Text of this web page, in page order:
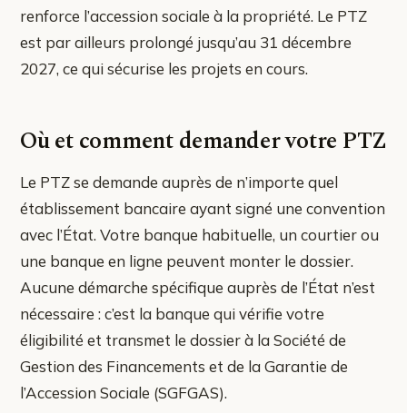
renforce l’accession sociale à la propriété. Le PTZ
est par ailleurs prolongé jusqu’au 31 décembre
2027, ce qui sécurise les projets en cours.
Où et comment demander votre PTZ
Le PTZ se demande auprès de n’importe quel
établissement bancaire ayant signé une convention
avec l’État. Votre banque habituelle, un courtier ou
une banque en ligne peuvent monter le dossier.
Aucune démarche spécifique auprès de l’État n’est
nécessaire : c’est la banque qui vérifie votre
éligibilité et transmet le dossier à la Société de
Gestion des Financements et de la Garantie de
l’Accession Sociale (SGFGAS).